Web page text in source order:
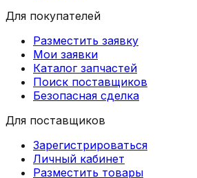
Для покупателей
Разместить заявку
Мои заявки
Каталог запчастей
Поиск поставщиков
Безопасная сделка
Для поставщиков
Зарегистрироваться
Личный кабинет
Разместить товары